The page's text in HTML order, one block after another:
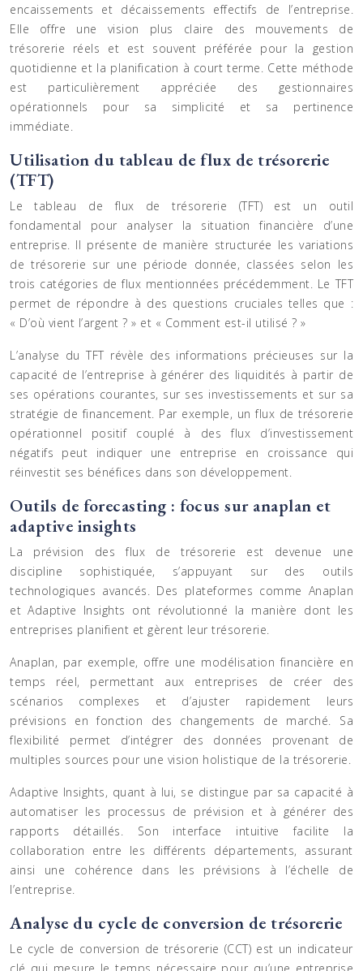
encaissements et décaissements effectifs de l’entreprise.
Elle offre une vision plus claire des mouvements de
trésorerie réels et est souvent préférée pour la gestion
quotidienne et la planification à court terme. Cette méthode
est particulièrement appréciée des gestionnaires
opérationnels pour sa simplicité et sa pertinence
immédiate.
Utilisation du tableau de flux de trésorerie
(TFT)
Le tableau de flux de trésorerie (TFT) est un outil
fondamental pour analyser la situation financière d’une
entreprise. Il présente de manière structurée les variations
de trésorerie sur une période donnée, classées selon les
trois catégories de flux mentionnées précédemment. Le TFT
permet de répondre à des questions cruciales telles que :
« D’où vient l’argent ? » et « Comment est-il utilisé ? »
L’analyse du TFT révèle des informations précieuses sur la
capacité de l’entreprise à générer des liquidités à partir de
ses opérations courantes, sur ses investissements et sur sa
stratégie de financement. Par exemple, un flux de trésorerie
opérationnel positif couplé à des flux d’investissement
négatifs peut indiquer une entreprise en croissance qui
réinvestit ses bénéfices dans son développement.
Outils de forecasting : focus sur anaplan et
adaptive insights
La prévision des flux de trésorerie est devenue une
discipline sophistiquée, s’appuyant sur des outils
technologiques avancés. Des plateformes comme Anaplan
et Adaptive Insights ont révolutionné la manière dont les
entreprises planifient et gèrent leur trésorerie.
Anaplan, par exemple, offre une modélisation financière en
temps réel, permettant aux entreprises de créer des
scénarios complexes et d’ajuster rapidement leurs
prévisions en fonction des changements de marché. Sa
flexibilité permet d’intégrer des données provenant de
multiples sources pour une vision holistique de la trésorerie.
Adaptive Insights, quant à lui, se distingue par sa capacité à
automatiser les processus de prévision et à générer des
rapports détaillés. Son interface intuitive facilite la
collaboration entre les différents départements, assurant
ainsi une cohérence dans les prévisions à l’échelle de
l’entreprise.
Analyse du cycle de conversion de trésorerie
Le cycle de conversion de trésorerie (CCT) est un indicateur